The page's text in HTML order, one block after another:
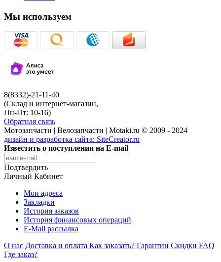
Мы используем
8(8332)-21-11-40
(Склад и интернет-магазин,
Пн-Пт: 10-16)
Обратная связь
Мотозапчасти | Велозапчасти | Motaki.ru © 2009 - 2024
дизайн и разработка сайта: SiteCreator.ru
Известить о поступлении на E-mail
Подтвердить
Личный Кабинет
Мои адреса
Закладки
История заказов
История финансовых операций
E-Mail рассылка
О нас Доставка и оплата Как заказать? Гарантии Скидки FAQ
Где заказ?